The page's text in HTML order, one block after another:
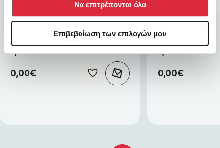
Να επιτρέπονται όλα
Επιβεβαίωση των επιλογών μου
Προϊόν
0,00€
Προϊόν
0,00€